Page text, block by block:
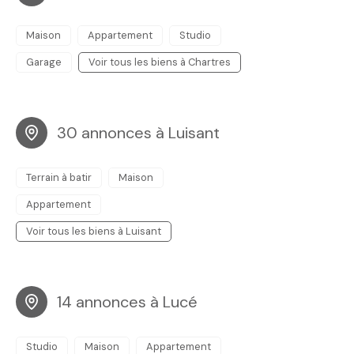
Maison Appartement
Studio
Garage
Voir tous les biens à Chartres
30 annonces à Luisant
Terrain à batir
Maison
Appartement
Voir tous les biens à Luisant
14 annonces à Lucé
Studio Maison Appartement